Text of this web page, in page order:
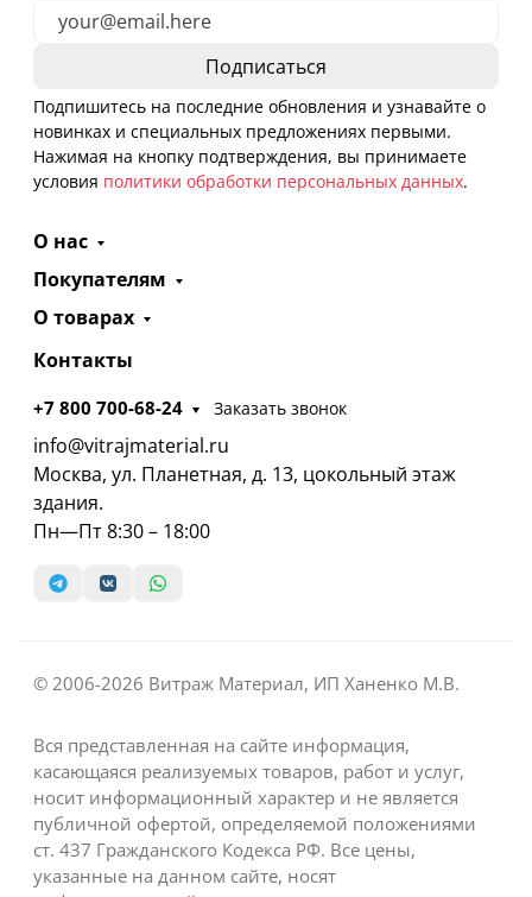
Подпишитесь на последние обновления и узнавайте о
новинках и специальных предложениях первыми.
Нажимая на кнопку подтверждения, вы принимаете
условия политики обработки персональных данных.
О нас
Покупателям
О товарах
Контакты
+7 800 700-68-24 Заказать звонок
info@vitrajmaterial.ru
Москва, ул. Планетная, д. 13, цокольный этаж
здания.
Пн—Пт 8:30 – 18:00
© 2006-2026 Витраж Материал, ИП Ханенко М.В.
Вся представленная на сайте информация,
касающаяся реализуемых товаров, работ и услуг,
носит информационный характер и не является
публичной офертой, определяемой положениями
ст. 437 Гражданского Кодекса РФ. Все цены,
указанные на данном сайте, носят